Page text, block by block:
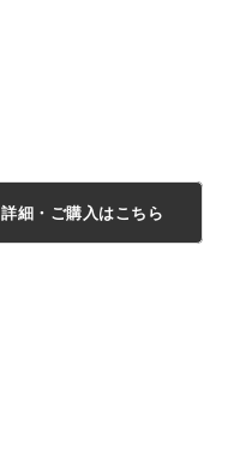
詳細・ご購入はこちら